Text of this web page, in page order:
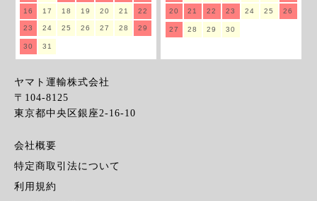
16 17 18 19 20 21 22
23 24 25 26 27 28 29
30 31
20 21 22 23 24 25 26
27 28 29 30
ヤマト運輸株式会社
〒104-8125
東京都中央区銀座2-16-10
会社概要
特定商取引法について
利用規約